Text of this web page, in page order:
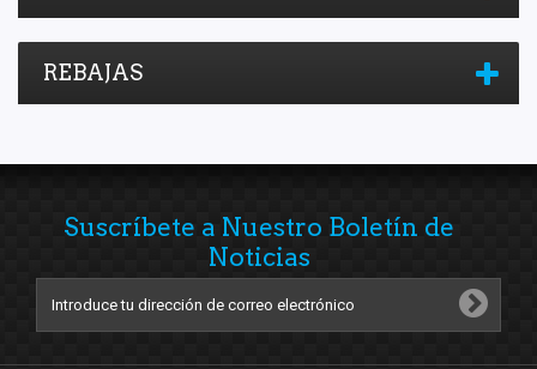
REBAJAS
Suscríbete a Nuestro Boletín de
Noticias